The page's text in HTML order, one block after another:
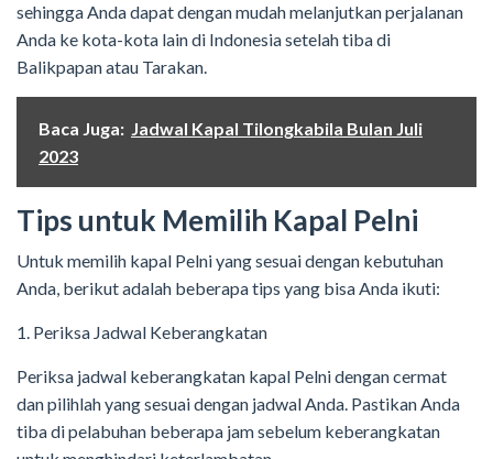
sehingga Anda dapat dengan mudah melanjutkan perjalanan
Anda ke kota-kota lain di Indonesia setelah tiba di
Balikpapan atau Tarakan.
Baca Juga: Jadwal Kapal Tilongkabila Bulan Juli
2023
Tips untuk Memilih Kapal Pelni
Untuk memilih kapal Pelni yang sesuai dengan kebutuhan
Anda, berikut adalah beberapa tips yang bisa Anda ikuti:
1. Periksa Jadwal Keberangkatan
Periksa jadwal keberangkatan kapal Pelni dengan cermat
dan pilihlah yang sesuai dengan jadwal Anda. Pastikan Anda
tiba di pelabuhan beberapa jam sebelum keberangkatan